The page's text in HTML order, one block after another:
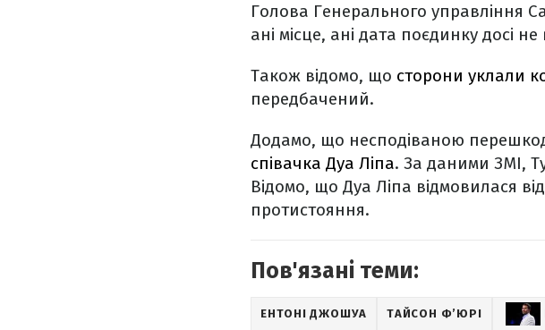
Голова Генерального управління
ані місце, ані дата поєдинку досі
Також відомо, що сторони уклали
передбачений.
Додамо, що несподіваною
співачка Дуа Ліпа. За даними ЗМІ,
Відомо, що Дуа Ліпа відмовилася
протистояння.
Пов'язані теми:
ЕНТОНІ ДЖОШУА ТАЙСОН Ф’ЮРІ